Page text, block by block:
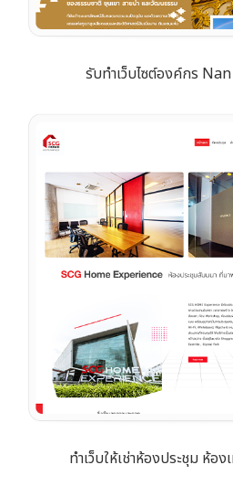
รับทำเว็บไซต์องค์กร
ทำเว็บให้เช่าห้องประชุม ห้อ